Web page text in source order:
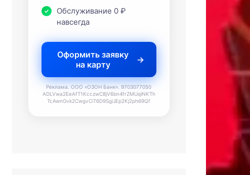
Обслуживание 0 ₽
навсегда
Оформить заявку
на карту
Реклама. ООО «ОЗОН Банк». 9703077050
ADLVwa2EeAfT1KcczwC8jV6bn4frZMUqiNKTh
TcAwnGvk2CwgvCiT6D9SgiJEp2Kj2ph69Qf